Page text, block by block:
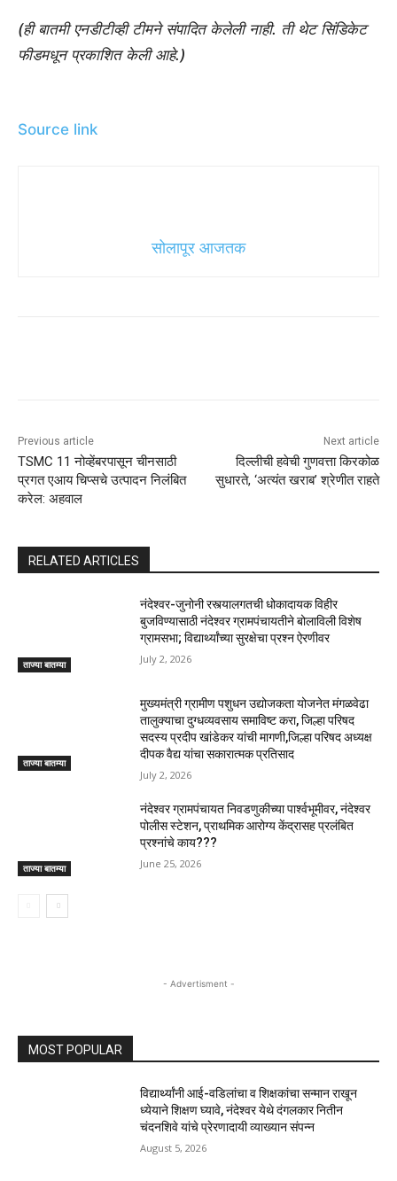
(ही बातमी एनडीटीव्ही टीमने संपादित केलेली नाही. ती थेट सिंडिकेट
फीडमधून प्रकाशित केली आहे.)
Source link
सोलापूर आजतक
Previous article
TSMC 11 नोव्हेंबरपासून चीनसाठी
प्रगत एआय चिप्सचे उत्पादन निलंबित
करेल: अहवाल
Next article
दिल्लीची हवेची गुणवत्ता किरकोळ
सुधारते, ‘अत्यंत खराब’ श्रेणीत राहते
RELATED ARTICLES
ताज्या बातम्या
नंदेश्वर-जुनोनी रस्त्यालगतची धोकादायक विहीर
बुजविण्यासाठी नंदेश्वर ग्रामपंचायतीने बोलाविली विशेष
ग्रामसभा; विद्यार्थ्यांच्या सुरक्षेचा प्रश्न ऐरणीवर
July 2, 2026
ताज्या बातम्या
मुख्यमंत्री ग्रामीण पशुधन उद्योजकता योजनेत मंगळवेढा
तालुक्याचा दुग्धव्यवसाय समाविष्ट करा, जिल्हा परिषद
सदस्य प्रदीप खांडेकर यांची मागणी,जिल्हा परिषद अध्यक्ष
दीपक वैद्य यांचा सकारात्मक प्रतिसाद
July 2, 2026
ताज्या बातम्या
नंदेश्वर ग्रामपंचायत निवडणुकीच्या पार्श्वभूमीवर, नंदेश्वर
पोलीस स्टेशन, प्राथमिक आरोग्य केंद्रासह प्रलंबित
प्रश्नांचे काय???
June 25, 2026
- Advertisment -
MOST POPULAR
विद्यार्थ्यांनी आई-वडिलांचा व शिक्षकांचा सन्मान राखून
ध्येयाने शिक्षण घ्यावे, नंदेश्वर येथे दंगलकार नितीन
चंदनशिवे यांचे प्रेरणादायी व्याख्यान संपन्न
August 5, 2026